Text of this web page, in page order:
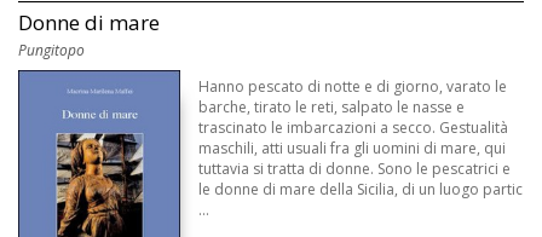
Donne di mare
Pungitopo
Hanno pescato di notte e di giorno, varato le
barche, tirato le reti, salpato le nasse e
trascinato le imbarcazioni a secco. Gestualità
maschili, atti usuali fra gli uomini di mare, qui
tuttavia si tratta di donne. Sono le pescatrici e
le donne di mare della Sicilia, di un luogo partic
...